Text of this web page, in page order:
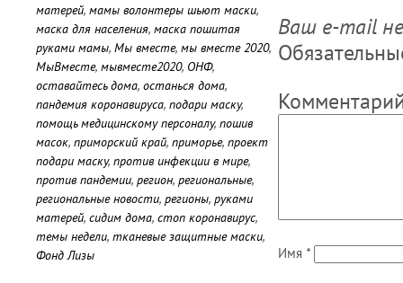
матерей, мамы волонтеры шьют маски,
маска для населения, маска пошитая
руками мамы, Мы вместе, мы вместе 2020,
МыВместе, мывместе2020, ОНФ,
оставайтесь дома, останься дома,
пандемия коронавируса, подари маску,
помощь медицинскому персоналу, пошив
масок, приморский край, приморье, проект
подари маску, против инфекции в мире,
против пандемии, регион, региональные,
региональные новости, регионы, руками
матерей, сидим дома, стоп коронавирус,
темы недели, тканевые защитные маски,
Фонд Лизы
Ваш e-mail
Имя *